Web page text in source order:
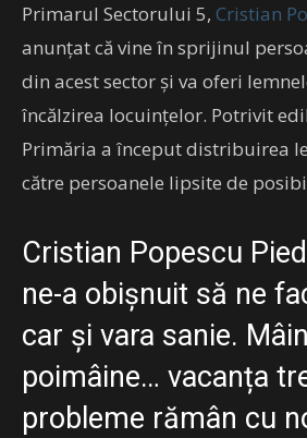
Primarul Sectorului 5, Cristian
anunțat că vine în sprijinul
din acest sector și va oferi
încălzirea locuințelor. Potrivit
Primăria a început distribuirea
către persoanele lipsite de
Cristian Popescu
ne-a obișnuit să ne
car și vara sanie.
poimâine… vacanța
probleme rămân cu